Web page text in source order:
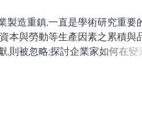
製造重鎮,一直是學術研究重要
本與勞動等生產因素之累積與
被忽略;探討企業家如何在變
旨在強調台灣是一個企業家
者如何充分適應全球市場的
委外加工及區域套利,開發在夾
尤其是企業家精神的發揮與其